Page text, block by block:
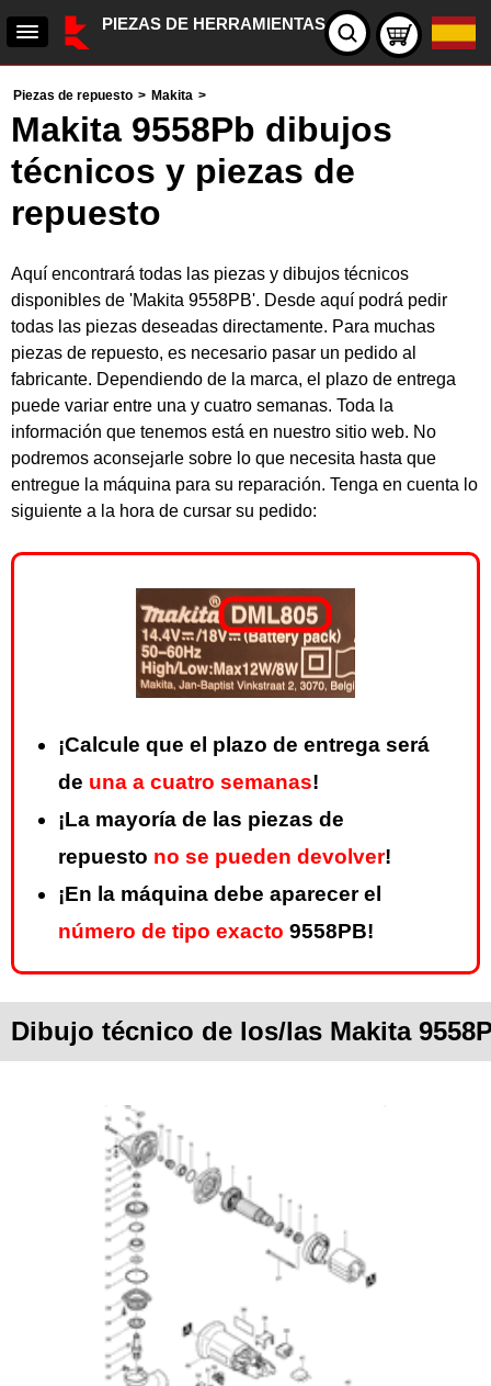
PIEZAS DE HERRAMIENTAS
Piezas de repuesto > Makita >
Makita 9558Pb dibujos
técnicos y piezas de
repuesto
Aquí encontrará todas las piezas y dibujos técnicos
disponibles de 'Makita 9558PB'. Desde aquí podrá pedir
todas las piezas deseadas directamente. Para muchas
piezas de repuesto, es necesario pasar un pedido al
fabricante. Dependiendo de la marca, el plazo de entrega
puede variar entre una y cuatro semanas. Toda la
información que tenemos está en nuestro sitio web. No
podremos aconsejarle sobre lo que necesita hasta que
entregue la máquina para su reparación. Tenga en cuenta lo
siguiente a la hora de cursar su pedido:
¡Calcule que el plazo de entrega será
de una a cuatro semanas!
¡La mayoría de las piezas de
repuesto no se pueden devolver!
¡En la máquina debe aparecer el
número de tipo exacto 9558PB!
Dibujo técnico de los/las Makita